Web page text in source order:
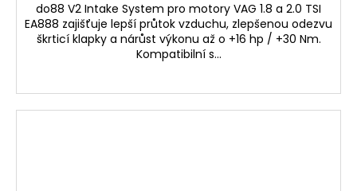
do88 V2 Intake System pro motory VAG 1.8 a 2.0 TSI
EA888 zajišťuje lepší průtok vzduchu, zlepšenou odezvu
škrticí klapky a nárůst výkonu až o +16 hp / +30 Nm.
Kompatibilní s...